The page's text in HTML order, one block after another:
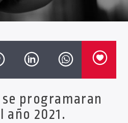
programaran
año 2021.